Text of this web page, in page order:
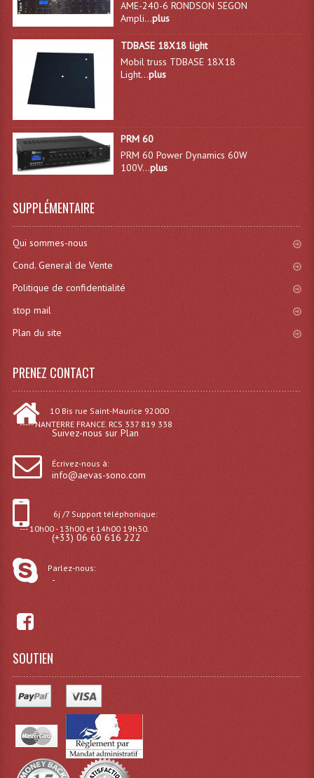
Multi-Effets, Reverbes Etc...
Peripheriques Traitements Et Accessoires
Portes Voix Mégaphones
Samplers, Échantillonneurs
Système Sans Fil In-Ear Monitoring
Tables De Mixage DJ
Consoles Sono Et Studio
Changeurs De Couleurs
Laser Multi-Points
Lasers (Effets Volumetriques)
Electronique Commande Light
Blocs De Puissance
Chenillards Modulateurs
Consoles Éclairage DMX
AME-240-6 RONDSON SEGON
Ampli...plus
TDBASE 18X18 light
Mobil truss TDBASE 18X18
Light...plus
PRM 60
PRM 60 Power Dynamics 60W
100V...plus
SUPPLÉMENTAIRE
Qui sommes-nous
Cond. General de Vente
Politique de confidentialité
stop mail
Plan du site
PRENEZ CONTACT
10 Bis rue Saint-Maurice 92000
----- NANTERRE FRANCE. RCS 337 819 338
Suivez-nous sur Plan
Écrivez-nous à:
info@aevas-sono.com
6j /7 Support téléphonique:
--- 10h00 - 13h00 et 14h00 19h30.
(+33) 06 60 616 222
Parlez-nous:
-
SOUTIEN